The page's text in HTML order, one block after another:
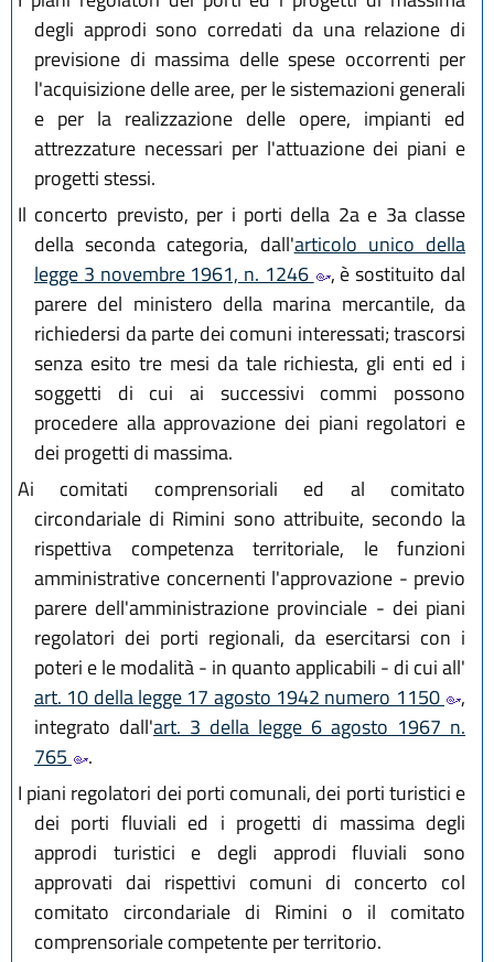
degli approdi sono corredati da una relazione di
previsione di massima delle spese occorrenti per
l'acquisizione delle aree, per le sistemazioni generali
e per la realizzazione delle opere, impianti ed
attrezzature necessari per l'attuazione dei piani e
progetti stessi.
Il concerto previsto, per i porti della 2a e 3a classe
della seconda categoria, dall'articolo unico della
legge 3 novembre 1961, n. 1246
, è sostituito dal
parere del ministero della marina mercantile, da
richiedersi da parte dei comuni interessati; trascorsi
senza esito tre mesi da tale richiesta, gli enti ed i
soggetti di cui ai successivi commi possono
procedere alla approvazione dei piani regolatori e
dei progetti di massima.
Ai comitati comprensoriali ed al comitato
circondariale di Rimini sono attribuite, secondo la
rispettiva competenza territoriale, le funzioni
amministrative concernenti l'approvazione - previo
parere dell'amministrazione provinciale - dei piani
regolatori dei porti regionali, da esercitarsi con i
poteri e le modalità - in quanto applicabili - di cui all'
art. 10 della legge 17 agosto 1942 numero 1150
,
integrato dall'art. 3 della legge 6 agosto 1967 n.
765
.
I piani regolatori dei porti comunali, dei porti turistici e
dei porti fluviali ed i progetti di massima degli
approdi turistici e degli approdi fluviali sono
approvati dai rispettivi comuni di concerto col
comitato circondariale di Rimini o il comitato
comprensoriale competente per territorio.